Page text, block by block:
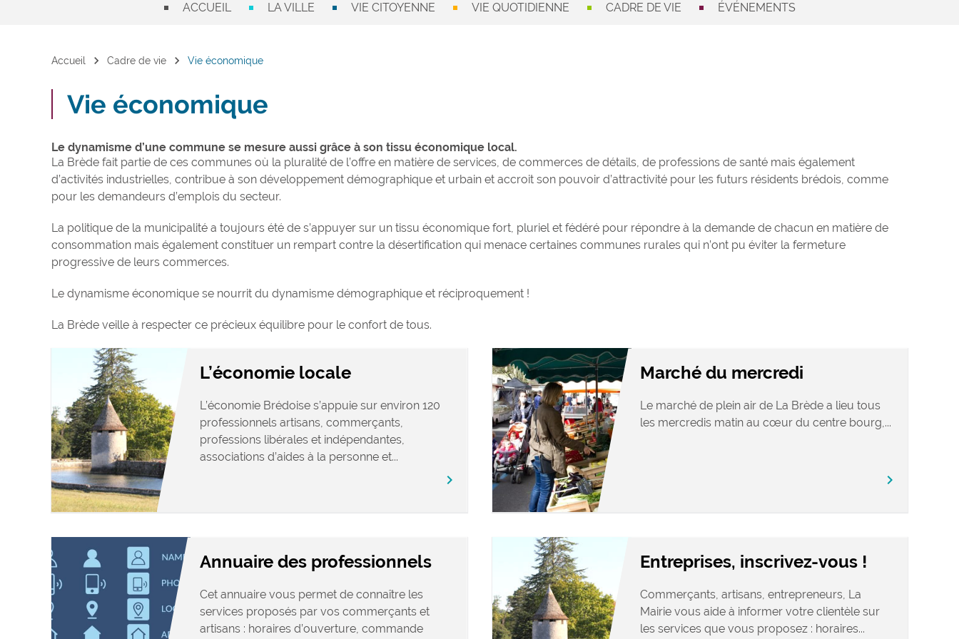
ACCUEIL LA VILLE VIE CITOYENNE VIE QUOTIDIENNE CADRE DE VIE ÉVÉNEMENTS
Accueil chevron_right Cadre de vie chevron_right Vie économique
Vie économique
Le dynamisme d’une commune se mesure aussi grâce à son tissu économique local.
La Brède fait partie de ces communes où la pluralité de l’offre en matière de services, de commerces de détails, de professions de santé mais également
d’activités industrielles, contribue à son développement démographique et urbain et accroit son pouvoir d’attractivité pour les futurs résidents brédois, comme
pour les demandeurs d’emplois du secteur.
La politique de la municipalité a toujours été de s’appuyer sur un tissu économique fort, pluriel et fédéré pour répondre à la demande de chacun en matière de
consommation mais également constituer un rempart contre la désertification qui menace certaines communes rurales qui n’ont pu éviter la fermeture
progressive de leurs commerces.
Le dynamisme économique se nourrit du dynamisme démographique et réciproquement !
La Brède veille à respecter ce précieux équilibre pour le confort de tous.
L’économie locale
L’économie Brédoise s’appuie sur environ 120
professionnels artisans, commerçants,
professions libérales et indépendantes,
associations d’aides à la personne et...
chevron_right
Marché du mercredi
Le marché de plein air de La Brède a lieu tous
les mercredis matin au cœur du centre bourg,...
chevron_right
Annuaire des professionnels
Cet annuaire vous permet de connaître les
services proposés par vos commerçants et
artisans : horaires d’ouverture, commande
Entreprises, inscrivez-vous !
Commerçants, artisans, entrepreneurs, La
Mairie vous aide à informer votre clientèle sur
les services que vous proposez : horaires...